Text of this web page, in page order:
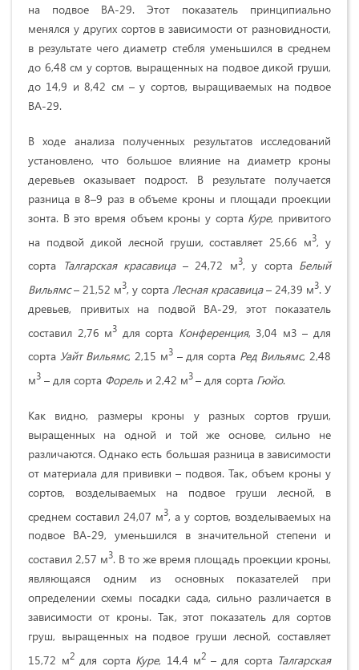
на подвое ВА-29. Этот показатель принципиально
менялся у других сортов в зависимости от разновидности,
в результате чего диаметр стебля уменьшился в среднем
до 6,48 см у сортов, выращенных на подвое дикой груши,
до 14,9 и 8,42 см – у сортов, выращиваемых на подвое
ВА-29.
В ходе анализа полученных результатов исследований
установлено, что большое влияние на диаметр кроны
деревьев оказывает подрост. В результате получается
разница в 8–9 раз в объеме кроны и площади проекции
зонта. В это время объем кроны у сорта Куре, привитого
на подвой дикой лесной груши, составляет 25,66 м3, у
сорта Талгарская красавица – 24,72 м3, у сорта Белый
Вильямс– 21,52 м3, у сорта Лесная красавица– 24,39 м3. У
древьев, привитых на подвой ВА-29, этот показатель
составил 2,76 м3 для сорта Конференция, 3,04 м3 – для
сорта Уайт Вильямс, 2,15 м3– для сорта Ред Вильямс, 2,48
м3 – для сорта Форель и 2,42 м3– для сорта Гюйо.
Как видно, размеры кроны у разных сортов груши,
выращенных на одной и той же основе, сильно не
различаются. Однако есть большая разница в зависимости
от материала для прививки – подвоя. Так, объем кроны у
сортов, возделываемых на подвое груши лесной, в
среднем составил 24,07 м3, а у сортов, возделываемых на
подвое ВА-29, уменьшился в значительной степени и
составил 2,57 м3. В то же время площадь проекции кроны,
являющаяся одним из основных показателей при
определении схемы посадки сада, сильно различается в
зависимости от кроны. Так, этот показатель для сортов
груш, выращенных на подвое груши лесной, составляет
15,72 м2для сорта Куре, 14,4 м2 – для сорта Талгарская